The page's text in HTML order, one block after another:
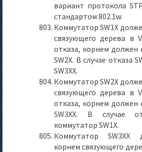
вариант протокола
стандартом 802.1w.
Коммутатор SW1X
связующего дерева в
отказа, корнем должен
SW2X. В случае отказа
SW3XX.
Коммутатор SW2X
связующего дерева в
отказа, корнем должен
SW3XX. В случае
коммутатор SW1X.
Коммутатор SW3XX
корнем связующего